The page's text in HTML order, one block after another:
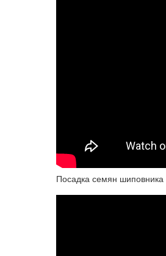
Посадка семян шиповника